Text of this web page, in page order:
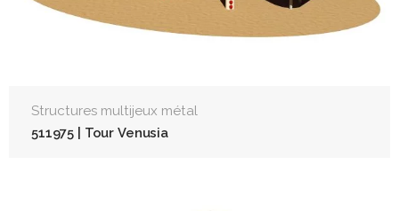
Structures multijeux métal
511975 | Tour Venusia